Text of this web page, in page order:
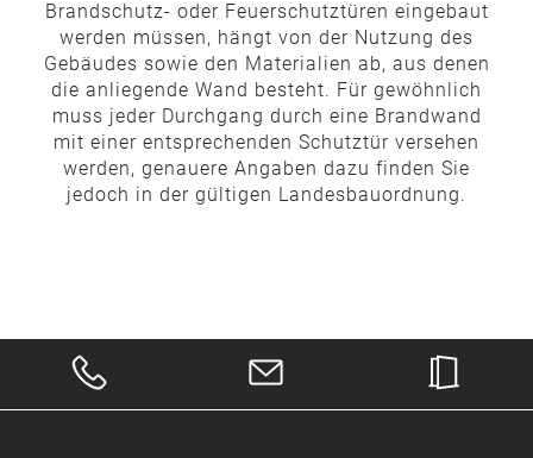
Brandschutz- oder Feuerschutztüren eingebaut
werden müssen, hängt von der Nutzung des
Gebäudes sowie den Materialien ab, aus denen
die anliegende Wand besteht. Für gewöhnlich
muss jeder Durchgang durch eine Brandwand
mit einer entsprechenden Schutztür versehen
werden, genauere Angaben dazu finden Sie
jedoch in der gültigen Landesbauordnung.